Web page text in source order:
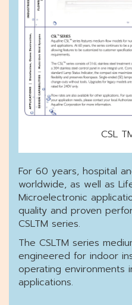
CSL
For 60 years, hospital
worldwide, as well as
Microelectronic
quality and proven
CSLTM series.
The CSLTM series
engineered for indoor
operating environments
applications.